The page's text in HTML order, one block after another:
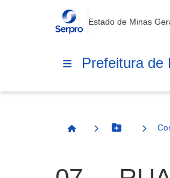
Estado de Minas
Prefeitura de
Página InicialBotão Menu